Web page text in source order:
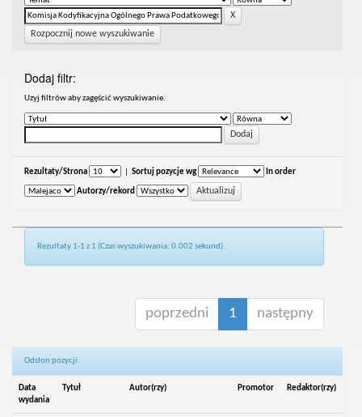
Rozpocznij nowe wyszukiwanie
Dodaj filtr:
Uzyj filtrów aby zagęścić wyszukiwanie.
Rezultaty/Strona Sortuj pozycje wg In order
Autorzy/rekord
Rezultaty 1-1 z 1 (Czas wyszukiwania: 0.002 sekund).
poprzedni 1 następny
Odsłon pozycji:
Data
wydania
Tytuł Autor(rzy) Promotor Redaktor(rzy)